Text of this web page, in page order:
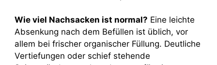
Wie viel Nachsacken ist normal? Eine leichte
Absenkung nach dem Befüllen ist üblich, vor
allem bei frischer organischer Füllung. Deutliche
Vertiefungen oder schief stehende